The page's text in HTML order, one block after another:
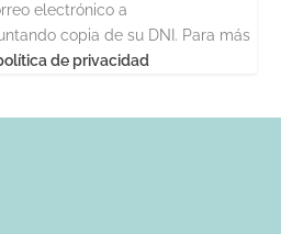
electrónico a
copia de su DNI. Para más
de privacidad